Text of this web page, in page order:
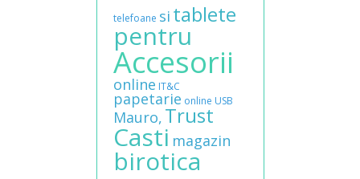
telefoane si tablete
pentru
Accesorii
online IT&C
papetarie online USB
Mauro, Trust
Casti magazin
birotica